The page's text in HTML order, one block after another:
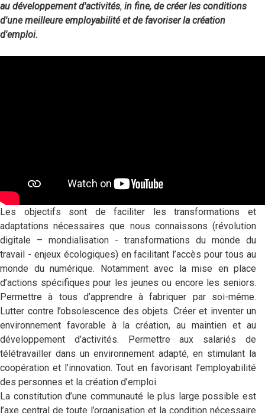
au développement d'activités, in fine, de créer les conditions
d'une meilleure employabilité et de favoriser la création
d'emploi.
Les objectifs sont de faciliter les transformations et
adaptations nécessaires que nous connaissons (révolution
digitale – mondialisation - transformations du monde du
travail - enjeux écologiques) en facilitant l’accès pour tous au
monde du numérique. Notamment avec la mise en place
d’actions spécifiques pour les jeunes ou encore les seniors.
Permettre à tous d’apprendre à fabriquer par soi-même.
Lutter contre l’obsolescence des objets. Créer et inventer un
environnement favorable à la création, au maintien et au
développement d’activités. Permettre aux salariés de
télétravailler dans un environnement adapté, en stimulant la
coopération et l’innovation. Tout en favorisant l’employabilité
des personnes et la création d’emploi.
La constitution d’une communauté le plus large possible est
l’axe central de toute l’organisation et la condition nécessaire